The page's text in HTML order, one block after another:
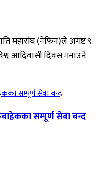
महासंघ (नेफिन)ले अगष्ट ९
आदिवासी दिवस मनाउने
सम्पूर्ण सेवा बन्द